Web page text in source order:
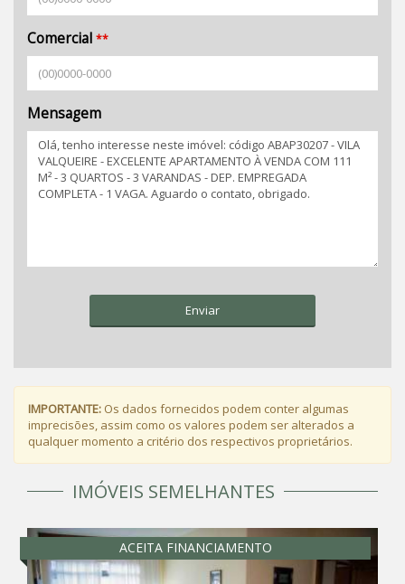
Comercial **
Mensagem
Enviar
IMPORTANTE: Os dados fornecidos podem conter algumas
imprecisões, assim como os valores podem ser alterados a
qualquer momento a critério dos respectivos proprietários.
IMÓVEIS SEMELHANTES
ACEITA FINANCIAMENTO